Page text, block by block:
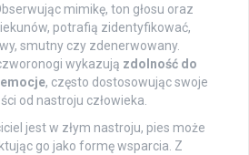
mimikę, ton głosu oraz
potrafią zidentyfikować,
smutny czy zdenerwowany.
wykazują zdolność do
, często dostosowując swoje
od nastroju człowieka.
jest w złym nastroju, pies może
go jako formę wsparcia. Z